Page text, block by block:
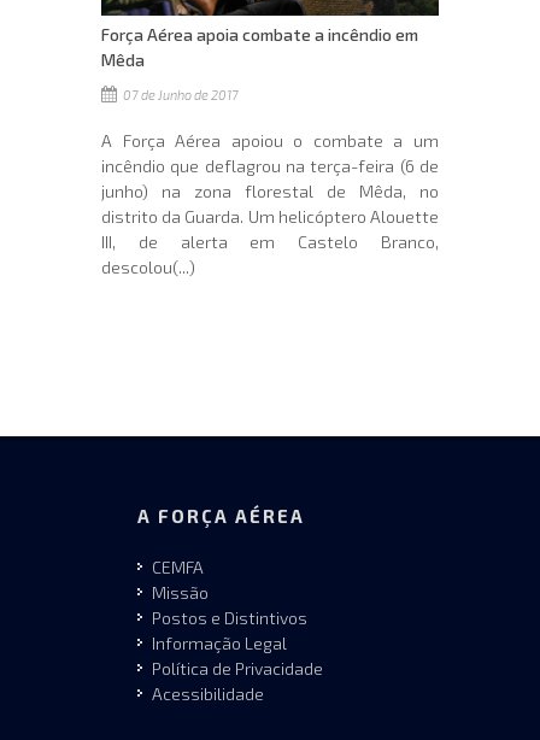
Força Aérea apoia combate a incêndio em
Mêda
07 de Junho de 2017
A Força Aérea apoiou o combate a um
incêndio que deflagrou na terça-feira (6 de
junho) na zona florestal de Mêda, no
distrito da Guarda. Um helicóptero Alouette
III, de alerta em Castelo Branco,
descolou(...)
A FORÇA AÉREA
CEMFA
Missão
Postos e Distintivos
Informação Legal
Política de Privacidade
Acessibilidade